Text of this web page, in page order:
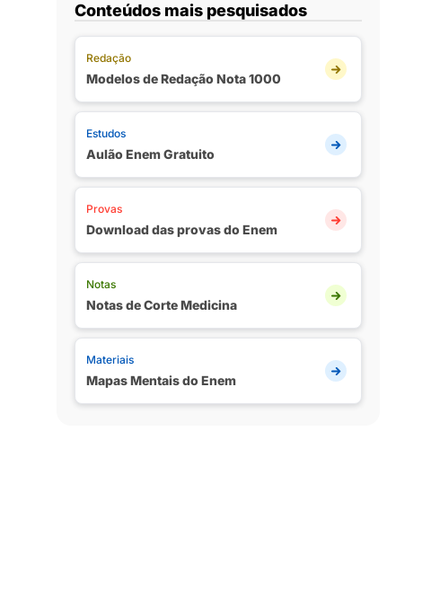
Conteúdos mais pesquisados
Redação
Modelos de Redação Nota 1000
Estudos
Aulão Enem Gratuito
Provas
Download das provas do Enem
Notas
Notas de Corte Medicina
Materiais
Mapas Mentais do Enem